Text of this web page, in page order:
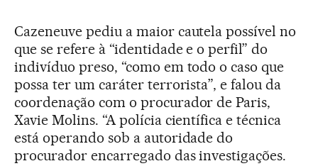
Cazeneuve pediu a maior cautela possível no
que se refere à “identidade e o perfil” do
indivíduo preso, “como em todo o caso que
possa ter um caráter terrorista”, e falou da
coordenação com o procurador de Paris,
Xavie Molins. “A polícia científica e técnica
está operando sob a autoridade do
procurador encarregado das investigações.